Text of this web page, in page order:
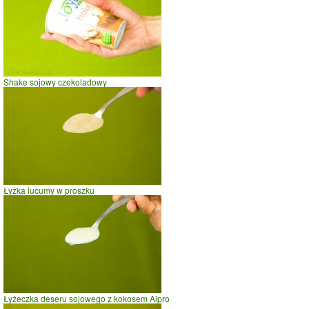
Shake sojowy czekoladowy
Łyżka lucumy w proszku
Łyżeczka deseru sojowego z kokosem Alpro